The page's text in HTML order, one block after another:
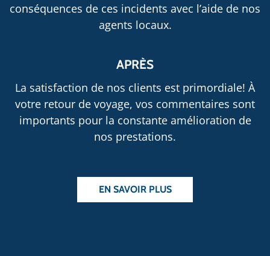
conséquences de ces incidents avec l’aide de nos
agents locaux.
APRÈS
La satisfaction de nos clients est primordiale! À
votre retour de voyage, vos commentaires sont
importants pour la constante amélioration de
nos prestations.
EN SAVOIR PLUS